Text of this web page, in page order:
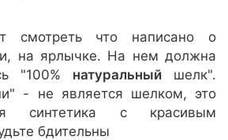
смотреть что написано о
на ярлычке. На нем должна
"100% натуральный шелк".
- не является шелком, это
синтетика с красивым
бдительны